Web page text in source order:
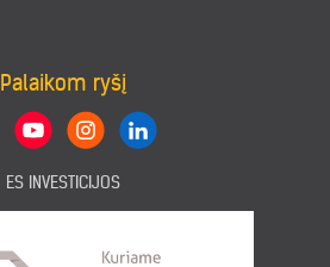
Palaikom ryšį
ES INVESTICIJOS